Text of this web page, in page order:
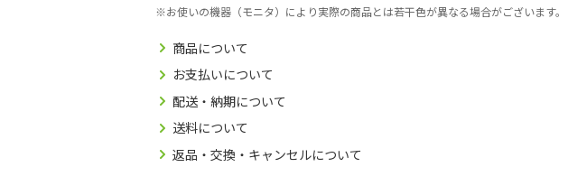
お使いの機器（モニタ）により実際の商品とは若干色が異なる場合がございます。
商品について
お支払いについて
配送・納期について
送料について
返品・交換・キャンセルについて